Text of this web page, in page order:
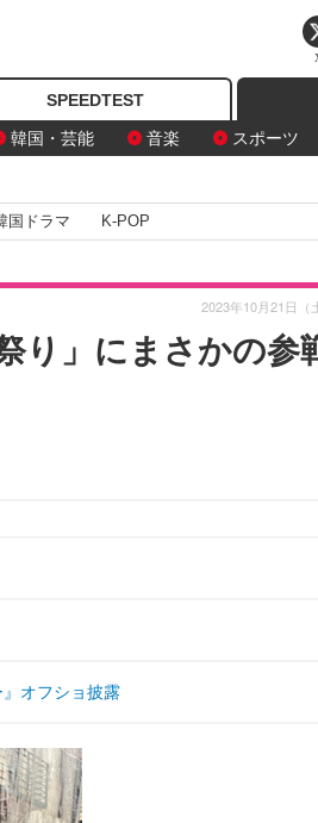
SPEEDTEST
韓国・芸能 音楽 スポーツ
国ドラマ K-POP
り」にまさかの参
2023年10月21日（
オフショ披露